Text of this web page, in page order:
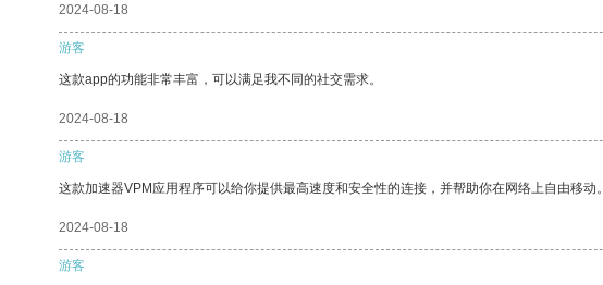
2024-08-18
游客
这款app的功能非常丰富，可以满足我不同的社交需求。
2024-08-18
游客
这款加速器VPM应用程序可以给你提供最高速度和安全性的连接，并帮助你在网络上自由移动。
2024-08-18
游客